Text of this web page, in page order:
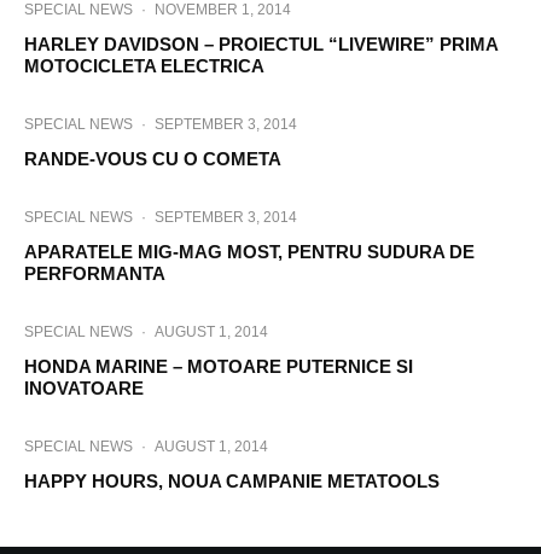
SPECIAL NEWS · NOVEMBER 1, 2014
HARLEY DAVIDSON – PROIECTUL “LIVEWIRE” PRIMA
MOTOCICLETA ELECTRICA
SPECIAL NEWS · SEPTEMBER 3, 2014
RANDE-VOUS CU O COMETA
SPECIAL NEWS · SEPTEMBER 3, 2014
APARATELE MIG-MAG MOST, PENTRU SUDURA DE
PERFORMANTA
SPECIAL NEWS · AUGUST 1, 2014
HONDA MARINE – MOTOARE PUTERNICE SI
INOVATOARE
SPECIAL NEWS · AUGUST 1, 2014
HAPPY HOURS, NOUA CAMPANIE METATOOLS